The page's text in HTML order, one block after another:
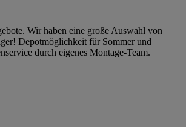
Wir haben eine große Auswahl von
Depotmöglichkeit für Sommer und
durch eigenes Montage-Team.